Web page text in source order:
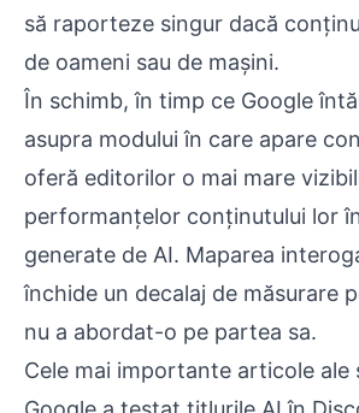
să raporteze singur dacă
de oameni sau de mașini.
În schimb, în timp ce Google
asupra modului în care apare
oferă editorilor o mai mare
performanțelor conținutului lor
generate de AI. Maparea
închide un decalaj de măsurare
nu a abordat-o pe partea sa.
Cele mai importante articole ale